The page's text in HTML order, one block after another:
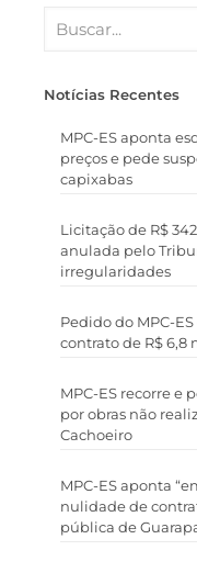
Notícias Recentes
MPC-ES aponta
preços e pede
capixabas
Licitação de R$
anulada pelo
irregularidades
Pedido do MPC-
contrato de R$ 6,8
MPC-ES recorre e
por obras não
Cachoeiro
MPC-ES aponta
nulidade de
pública de